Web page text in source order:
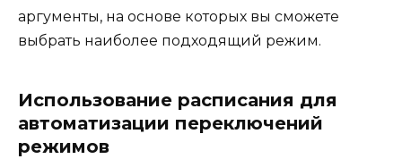
аргументы, на основе которых вы сможете
выбрать наиболее подходящий режим.
Использование расписания для
автоматизации переключений
режимов